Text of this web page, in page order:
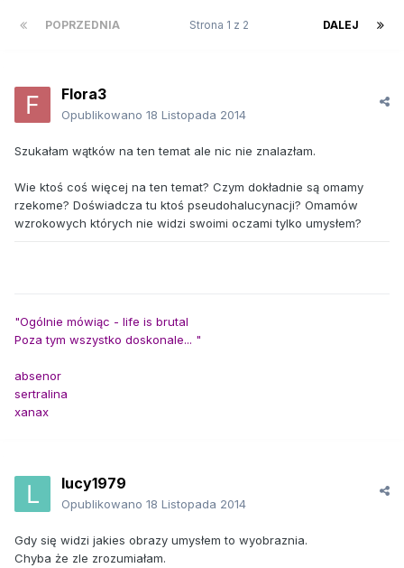
POPRZEDNIA DALEJ
Strona 1 z 2
Flora3
Opublikowano 18 Listopada 2014
Szukałam wątków na ten temat ale nic nie znalazłam.
Wie ktoś coś więcej na ten temat? Czym dokładnie są omamy
rzekome? Doświadcza tu ktoś pseudohalucynacji? Omamów
wzrokowych których nie widzi swoimi oczami tylko umysłem?
"Ogólnie mówiąc - life is brutal
Poza tym wszystko doskonale... "
absenor
sertralina
xanax
lucy1979
Opublikowano 18 Listopada 2014
Gdy się widzi jakies obrazy umysłem to wyobraznia.
Chyba że zle zrozumiałam.